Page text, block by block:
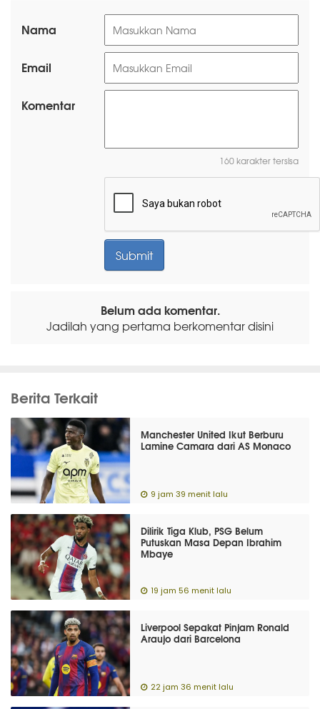
Nama
Email
Komentar
160 karakter tersisa
Belum ada komentar.
Jadilah yang pertama berkomentar disini
Berita Terkait
Manchester United Ikut Berburu
Lamine Camara dari AS Monaco
9 jam 39 menit lalu
Dilirik Tiga Klub, PSG Belum
Putuskan Masa Depan Ibrahim
Mbaye
19 jam 56 menit lalu
Liverpool Sepakat Pinjam Ronald
Araujo dari Barcelona
22 jam 36 menit lalu